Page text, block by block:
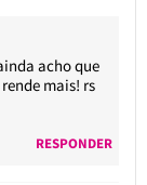
acho que
mais! rs
RESPONDER